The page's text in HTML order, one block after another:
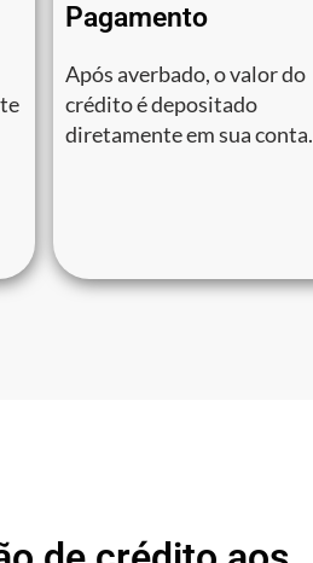
Pagamento
Após averbado, o valor do
crédito é depositado
diretamente em sua conta.